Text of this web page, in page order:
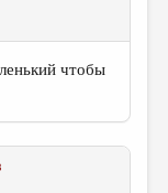
чтобы